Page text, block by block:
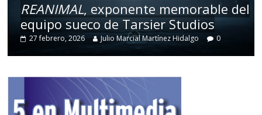
REANIMAL, exponente memorable del
equipo sueco de Tarsier Studios
27 febrero, 2026 Julio Marcial Martínez Hidalgo 0